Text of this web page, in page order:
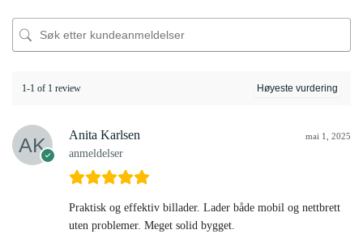
1-1 of 1 review
Anita Karlsen
anmeldelser
mai 1, 2025
Praktisk og effektiv billader. Lader både mobil og nettbrett
uten problemer. Meget solid bygget.